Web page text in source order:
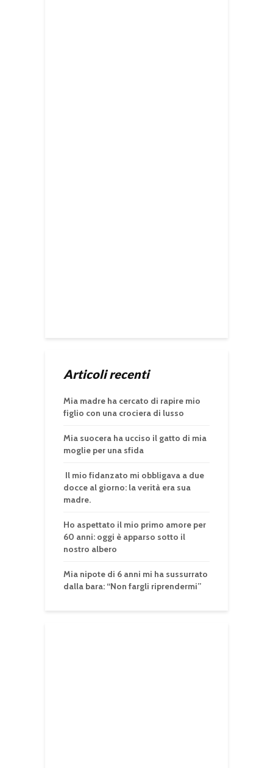
Articoli recenti
Mia madre ha cercato di rapire mio
figlio con una crociera di lusso
Mia suocera ha ucciso il gatto di mia
moglie per una sfida
Il mio fidanzato mi obbligava a due
docce al giorno: la verità era sua
madre.
Ho aspettato il mio primo amore per
60 anni: oggi è apparso sotto il
nostro albero
Mia nipote di 6 anni mi ha sussurrato
dalla bara: “Non fargli riprendermi”